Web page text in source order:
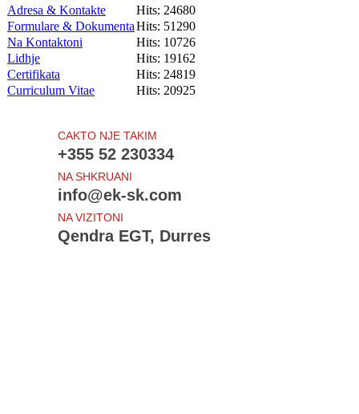
Adresa & Kontakte
Hits: 24680
Formulare & DokumentaHits: 51290
Na Kontaktoni
Hits: 10726
Lidhje
Hits: 19162
Certifikata
Hits: 24819
Curriculum Vitae
Hits: 20925
CAKTO NJE TAKIM
+355 52 230334
NA SHKRUANI
info@ek-sk.com
NA VIZITONI
Qendra EGT, Durres